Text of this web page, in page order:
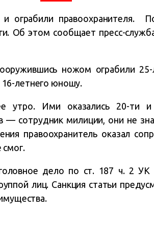
ограбили правоохранителя.
Об этом сообщает пресс-
ножом ограбили 25-
летнего юношу.
утро. Ими оказались 20-ти
сотрудник милиции, они не
правоохранитель оказал
смог.
дело по ст. 187 ч. 2
лиц. Санкция статьи